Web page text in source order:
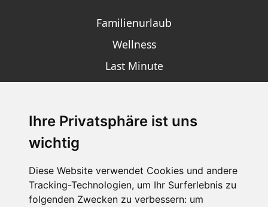
Ihre Privatsphäre ist uns
wichtig
Diese Website verwendet Cookies und andere
Tracking-Technologien, um Ihr Surferlebnis zu
folgenden Zwecken zu verbessern: um
Familienurlaub
Wellness
Last Minute
SCHNEEHÖHEN SKI APP
Die Schneehoehen Ski APP für iOS und Android - Ein
Muss für alle Wintersportler und Schneefreaks!